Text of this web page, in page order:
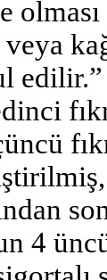
edilir.”
4